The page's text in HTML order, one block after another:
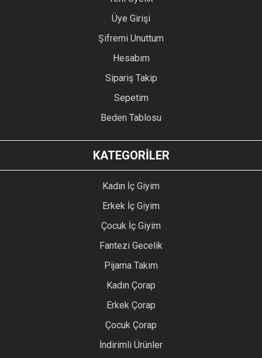
Üye Girişi
Şifremi Unuttum
Hesabım
Sipariş Takip
Sepetim
Beden Tablosu
KATEGORİLER
Kadın İç Giyim
Erkek İç Giyim
Çocuk İç Giyim
Fantezi Gecelik
Pijama Takım
Kadın Çorap
Erkek Çorap
Çocuk Çorap
İndirimli Ürünler